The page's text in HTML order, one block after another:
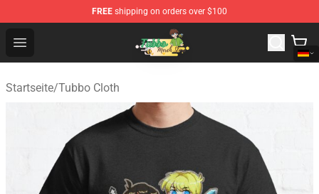
FREE shipping on orders over $100
Open menu
Tubbo Store - Official Tubbo Merchandise Shop
Startseite/Tubbo Cloth